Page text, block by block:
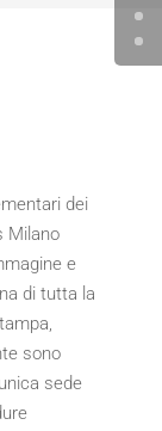
dei
Milano
e
di tutta la
sono
sede